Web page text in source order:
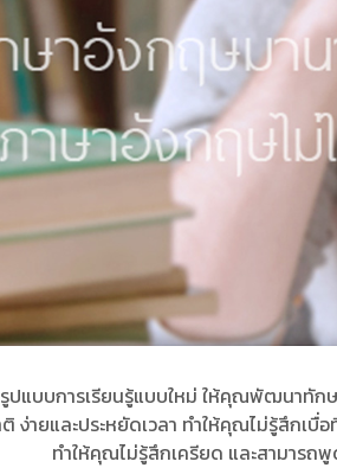
ปแบบการเรียนรู้แบบใหม่ ให้คุณพัฒนาทัก
ง่ายและประหยัดเวลา ทำให้คุณไม่รู้สึก
ทำให้คุณไม่รู้สึกเครียด และสามารถพู